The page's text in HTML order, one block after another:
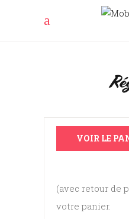
VOIR LE
(avec retour de
votre panier.